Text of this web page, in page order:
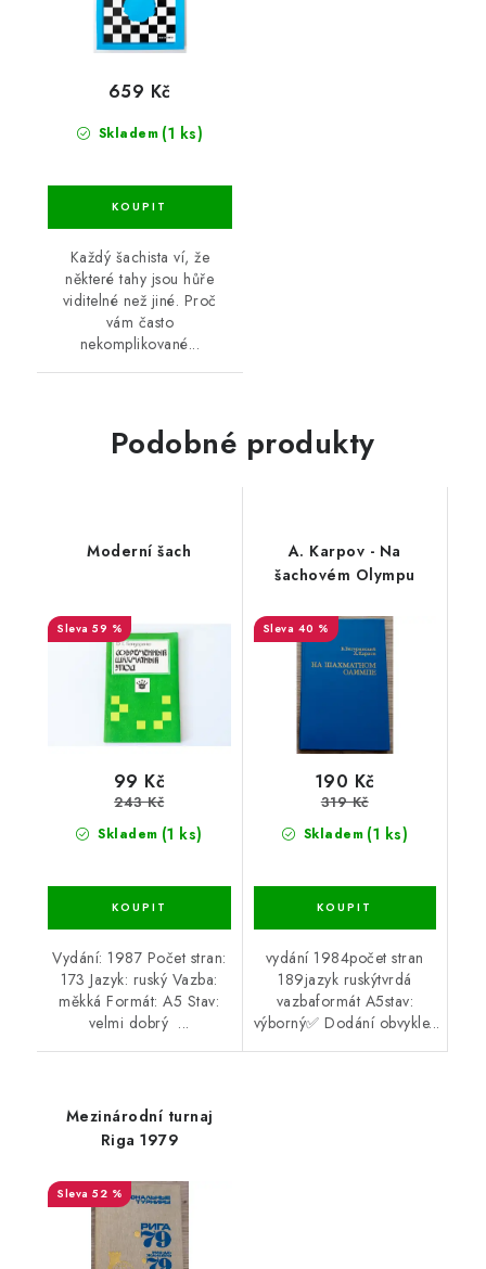
Skladem (1 ks)
659 Kč
Každý šachista ví, že
některé tahy jsou hůře
viditelné než jiné. Proč
vám často
nekomplikované...
Podobné produkty
Moderní šach
59 %
Skladem (1 ks)
99 Kč
243 Kč
Vydání: 1987 Počet stran:
173 Jazyk: ruský Vazba:
měkká Formát: A5 Stav:
velmi dobrý ...
A. Karpov - Na
šachovém Olympu
40 %
Skladem (1 ks)
190 Kč
319 Kč
vydání 1984počet stran
189jazyk ruskýtvrdá
vazbaformát A5stav:
výborný✅ Dodání obvykle...
Mezinárodní turnaj
Riga 1979
52 %